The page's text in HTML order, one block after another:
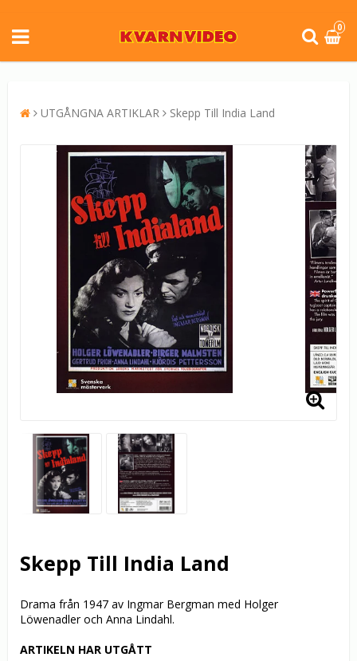
0
UTGÅNGNA ARTIKLAR Skepp Till India Land
Skepp Till India Land
Drama från 1947 av Ingmar Bergman med Holger
Löwenadler och Anna Lindahl.
ARTIKELN HAR UTGÅTT